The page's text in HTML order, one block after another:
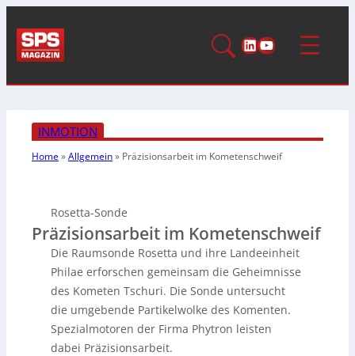
LinkedIn
YouTube
INMOTION
Home»Allgemein» Präzisionsarbeit im Kometenschweif
Rosetta-Sonde
Präzisionsarbeit im Kometenschweif
Die Raumsonde Rosetta und ihre Landeeinheit
Philae erforschen gemeinsam die Geheimnisse
des Kometen Tschuri. Die Sonde untersucht
die umgebende Partikelwolke des Komenten.
Spezialmotoren der Firma Phytron leisten
dabei Präzisionsarbeit.